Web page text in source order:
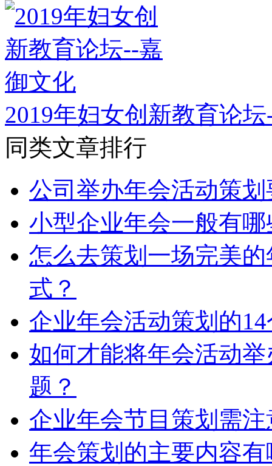
2019年妇女创新教育论
同类文章排行
公司举办年会活动策
小型企业年会一般有
怎么去策划一场完美
式？
企业年会活动策划的
如何才能将年会活动
题？
企业年会节目策划需
年会策划的主要内容